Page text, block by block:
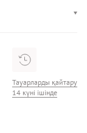
Тауарларды қайтару
14 күні ішінде